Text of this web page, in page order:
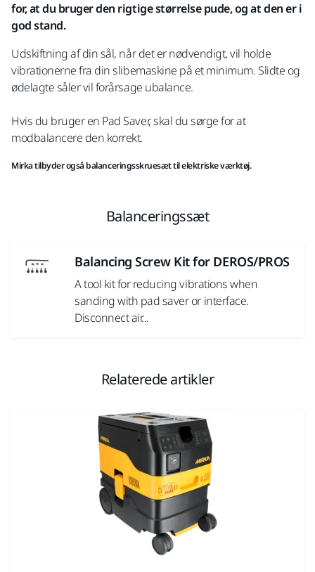
for, at du bruger den rigtige størrelse pude, og at den er i
god stand.
Udskiftning af din sål, når det er nødvendigt, vil holde
vibrationerne fra din slibemaskine på et minimum. Slidte og
ødelagte såler vil forårsage ubalance.
Hvis du bruger en Pad Saver, skal du sørge for at
modbalancere den korrekt.
Mirka tilbyder også balanceringsskruesæt til elektriske værktøj.
Balanceringssæt
Balancing Screw Kit for DEROS/PROS
A tool kit for reducing vibrations when
sanding with pad saver or interface.
Disconnect air...
Relaterede artikler